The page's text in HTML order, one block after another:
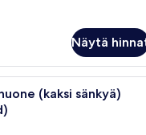
Näytä
Kahden hengen superior-
(kaksi sänkyä)